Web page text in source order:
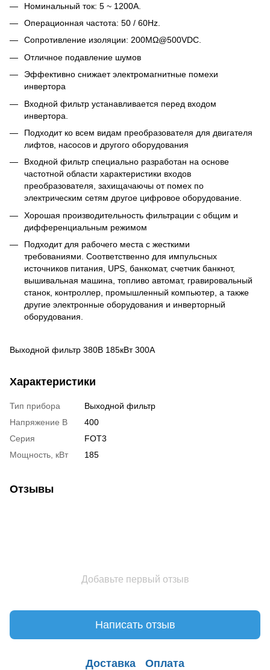
Номинальный ток: 5 ~ 1200A.
Операционная частота: 50 / 60Hz.
Сопротивление изоляции: 200MΩ@500VDC.
Отличное подавление шумов
Эффективно снижает электромагнитные помехи
инвертора
Входной фильтр устанавливается перед входом
инвертора.
Подходит ко всем видам преобразователя для двигателя
лифтов, насосов и другого оборудования
Входной фильтр специально разработан на основе
частотной области характеристики входов
преобразователя, захищачаючы от помех по
электрическим сетям другое цифровое оборудование.
Хорошая производительность фильтрации с общим и
дифференциальным режимом
Подходит для рабочего места с жесткими
требованиями. Cоответственно для импульсных
источников питания, UPS, банкомат, счетчик банкнот,
вышивальная машина, топливо автомат, гравировальный
станок, контроллер, промышленный компьютер, а также
другие электронные оборудования и инверторный
оборудования.
Выходной фильтр 380В 185кВт 300А
Характеристики
Тип прибора
Выходной фильтр
Напряжение В
400
Серия
FOT3
Мощность, кВт
185
Отзывы
Добавьте первый отзыв
Написать отзыв
Доставка Оплата